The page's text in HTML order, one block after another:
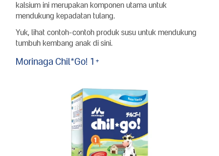
kalsium ini merupakan komponen utama untuk
mendukung kepadatan tulang.
Yuk, lihat contoh-contoh produk susu untuk mendukung
tumbuh kembang anak di sini.
Morinaga Chil*Go! 1+